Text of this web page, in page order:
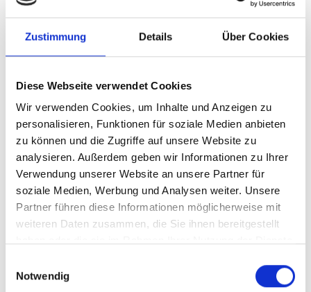
Zustimmung Details Über Cookies
Diese Webseite verwendet Cookies
Wir verwenden Cookies, um Inhalte und Anzeigen zu
personalisieren, Funktionen für soziale Medien anbieten
zu können und die Zugriffe auf unsere Website zu
analysieren. Außerdem geben wir Informationen zu Ihrer
Verwendung unserer Website an unsere Partner für
soziale Medien, Werbung und Analysen weiter. Unsere
Partner führen diese Informationen möglicherweise mit
weiteren Daten zusammen, die Sie ihnen bereitgestellt
Notwendig
WAR DER INHALT FÜR SIE HILFREICH?
Ja
Nein
Weitere interessante Links